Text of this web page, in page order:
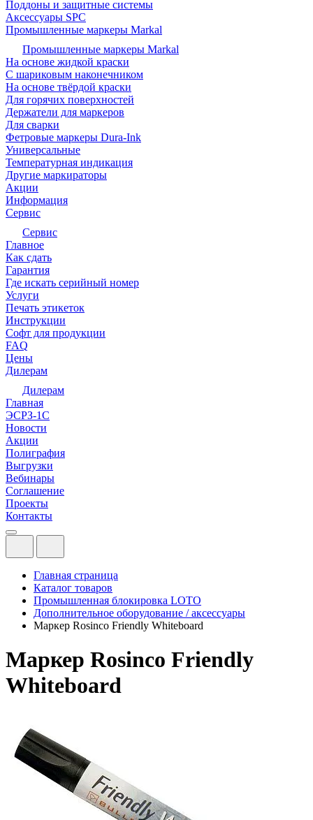
Поддоны и защитные системы
Аксессуары SPC
Промышленные маркеры Markal
Промышленные маркеры Markal
На основе жидкой краски
С шариковым наконечником
На основе твёрдой краски
Для горячих поверхностей
Держатели для маркеров
Для сварки
Фетровые маркеры Dura-Ink
Универсальные
Температурная индикация
Другие маркираторы
Акции
Информация
Сервис
Сервис
Главное
Как сдать
Гарантия
Где искать серийный номер
Услуги
Печать этикеток
Инструкции
Софт для продукции
FAQ
Цены
Дилерам
Дилерам
Главная
ЭСРЗ-1С
Новости
Акции
Полиграфия
Выгрузки
Вебинары
Соглашение
Проекты
Контакты
Главная страница
Каталог товаров
Промышленная блокировка LOTO
Дополнительное оборудование / аксессуары
Маркер Rosinco Friendly Whiteboard
Маркер Rosinco Friendly
Whiteboard